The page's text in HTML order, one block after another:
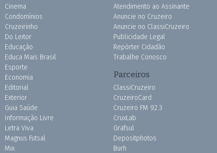
Cinema
Condomínios
Cruzeirinho
Do Leitor
Educação
Educa Mais Brasil
Esporte
Economia
Editorial
Exterior
Guia Saúde
Informação Livre
Letra Viva
Magnus Futsal
Mix
Atendimento ao Assinante
Anuncie no Cruzeiro
Anuncie no ClassiCruzeiro
Publicidade Legal
Repórter Cidadão
Trabalhe Conosco
Parceiros
ClassiCruzeiro
CruzeiroCard
Cruzeiro FM 92.3
CruxLab
Grafsul
Depositphotos
Burh